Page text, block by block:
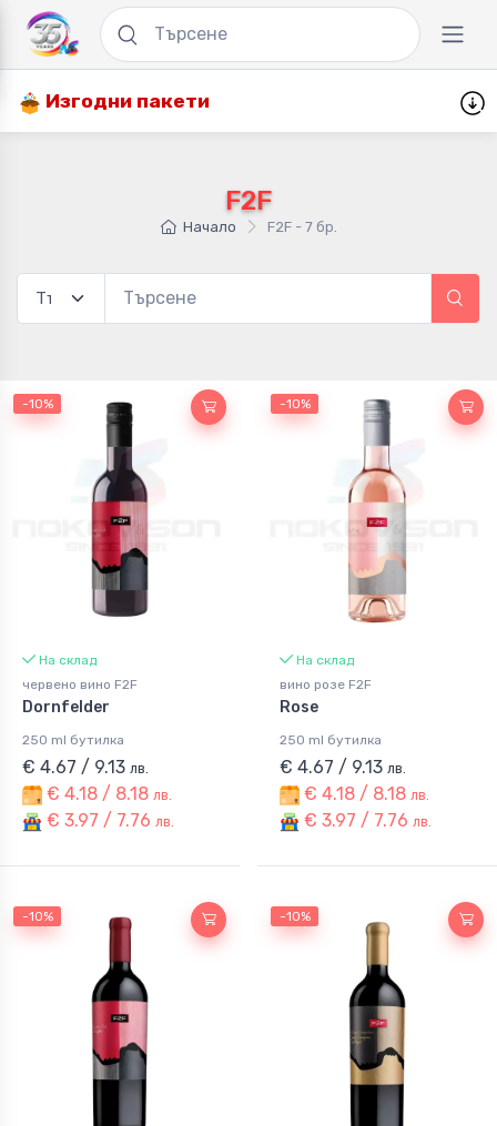
Изгодни пакети
F2F
Начало F2F - 7 бр.
-10%
На склад
червено вино F2F
Dornfelder
250 ml бутилка
€ 4.67 / 9.13 лв.
€ 4.18 / 8.18 лв.
€ 3.97 / 7.76 лв.
-10%
На склад
вино розе F2F
Rose
250 ml бутилка
€ 4.67 / 9.13 лв.
€ 4.18 / 8.18 лв.
€ 3.97 / 7.76 лв.
-10% -10%